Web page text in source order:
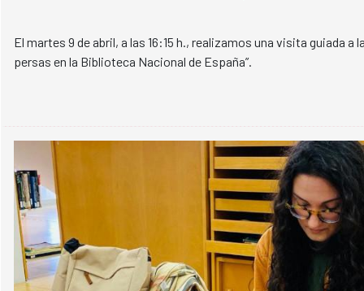
El martes 9 de abril, a las 16:15 h., realizamos una visita guiada a
persas en la Biblioteca Nacional de España”.